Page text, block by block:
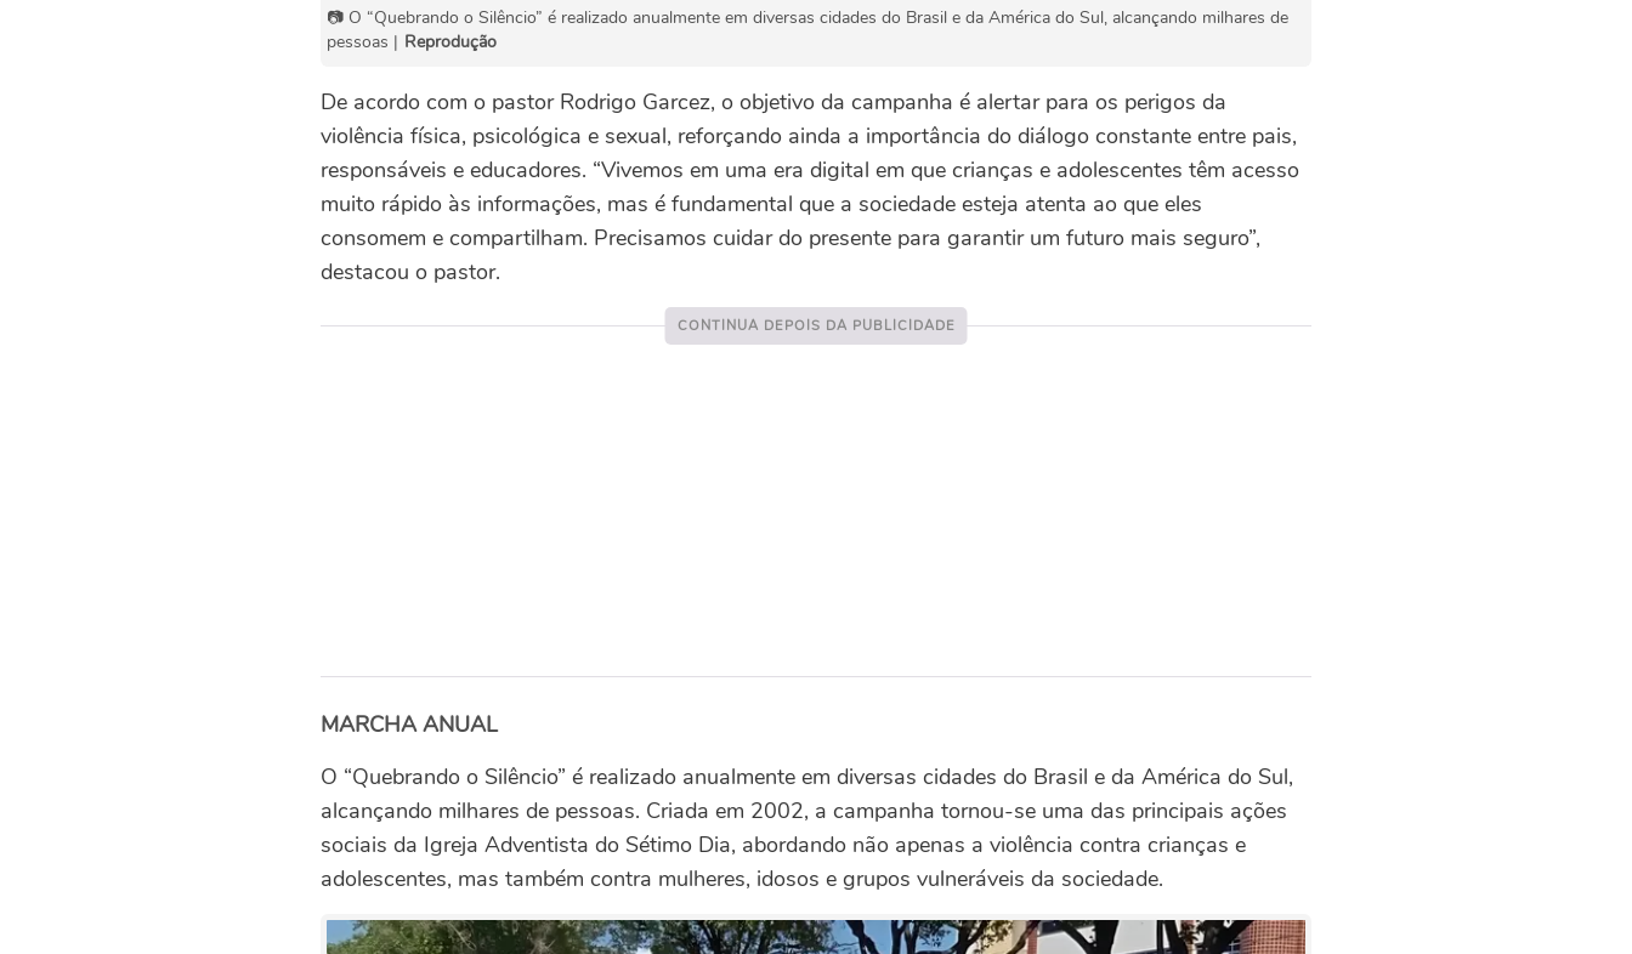
📷 O “Quebrando o Silêncio” é realizado anualmente em diversas cidades do Brasil e da América do Sul, alcançando milhares de
pessoas | Reprodução
De acordo com o pastor Rodrigo Garcez, o objetivo da campanha é alertar para os perigos da
violência física, psicológica e sexual, reforçando ainda a importância do diálogo constante entre pais,
responsáveis e educadores. “Vivemos em uma era digital em que crianças e adolescentes têm acesso
muito rápido às informações, mas é fundamental que a sociedade esteja atenta ao que eles
consomem e compartilham. Precisamos cuidar do presente para garantir um futuro mais seguro”,
destacou o pastor.
MARCHA ANUAL
O “Quebrando o Silêncio” é realizado anualmente em diversas cidades do Brasil e da América do Sul,
alcançando milhares de pessoas. Criada em 2002, a campanha tornou-se uma das principais ações
sociais da Igreja Adventista do Sétimo Dia, abordando não apenas a violência contra crianças e
adolescentes, mas também contra mulheres, idosos e grupos vulneráveis da sociedade.